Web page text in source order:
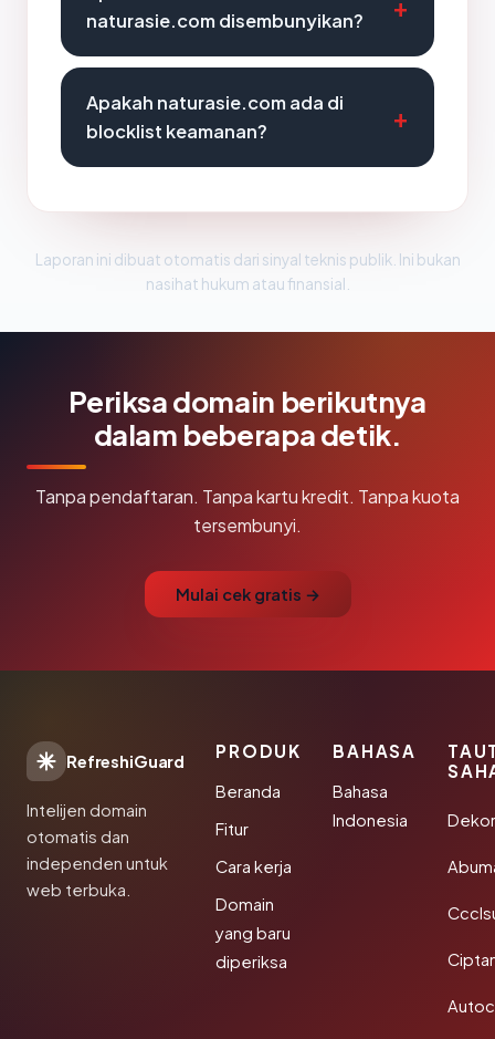
naturasie.com disembunyikan?
Apakah naturasie.com ada di
blocklist keamanan?
Laporan ini dibuat otomatis dari sinyal teknis publik. Ini bukan
nasihat hukum atau finansial.
Periksa domain berikutnya
dalam beberapa detik.
Tanpa pendaftaran. Tanpa kartu kredit. Tanpa kuota
tersembunyi.
Mulai cek gratis →
RefreshiGuard
Intelijen domain
otomatis dan
independen untuk
web terbuka.
PRODUK
Beranda
Fitur
Cara kerja
Domain
yang baru
diperiksa
BAHASA
Bahasa
Indonesia